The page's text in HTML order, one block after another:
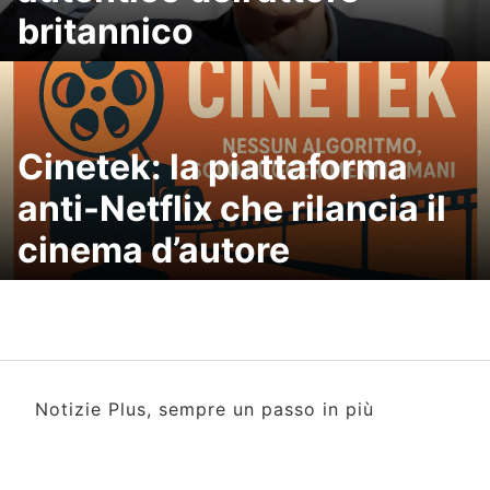
britannico
Cinetek: la piattaforma
anti-Netflix che rilancia il
cinema d’autore
Notizie Plus, sempre un passo in più